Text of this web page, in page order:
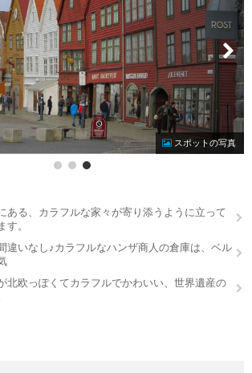
スポットの写真
ある、カラフルな家々が寄り添うように立って
す。
違いなし♪カラフルなハンザ商人の倉庫は、ベル
北欧っぽくてカラフルでかわいい、世界遺産の